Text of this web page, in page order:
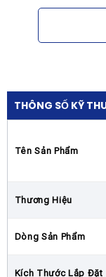
Tiêu chuẩn
quốc tế về an
Lợi ích khi
Sử dụngCông
thiết bị ở trạng
chọn lý tưởng để
THÔNG SỐ KỸ
Tên Sản Phẩm
Thương Hiệu
Dòng Sản Phẩm
Kích Thước Lắp Đặt